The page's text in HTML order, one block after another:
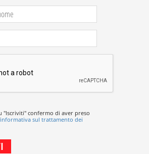
"Iscriviti" confermo di aver preso
informativa sul trattamento dei